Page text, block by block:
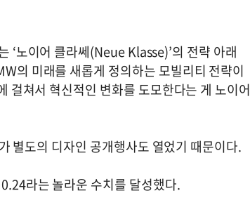
‘노이어 클라쎄(Neue Klasse)’의 전략 아래
의 미래를 새롭게 정의하는 모빌리티 전략이
걸쳐서 혁신적인 변화를 도모한다는 게 노이어
별도의 디자인 공개행사도 열었기 때문이다.
라는 놀라운 수치를 달성했다.